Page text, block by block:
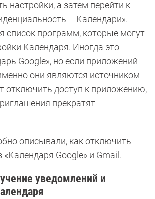
настройки, а затем перейти к
– Календари».
список программ, которые могут
Календаря. Иногда это
Google», но если приложений
они являются источником
отключить доступ к приложению,
прекратят
описывали, как отключить
Google» и Gmail.
уведомлений и